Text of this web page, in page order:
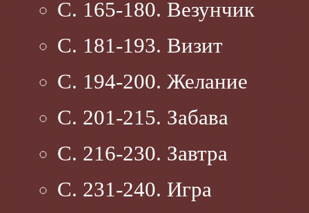
С. 165-180. Везунчик
С. 181-193. Визит
С. 194-200. Желание
С. 201-215. Забава
С. 216-230. Завтра
С. 231-240. Игра